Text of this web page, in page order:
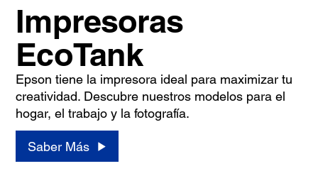
Impresoras
EcoTank
Epson tiene la impresora ideal para maximizar tu
creatividad. Descubre nuestros modelos para el
hogar, el trabajo y la fotografía.
Saber Más